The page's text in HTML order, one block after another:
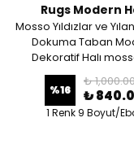
Rugs Modern
Mosso Yıldızlar ve
Dokuma Taban
Dekoratif Halı
%16
₺
₺
1 Renk 9 Boyut/